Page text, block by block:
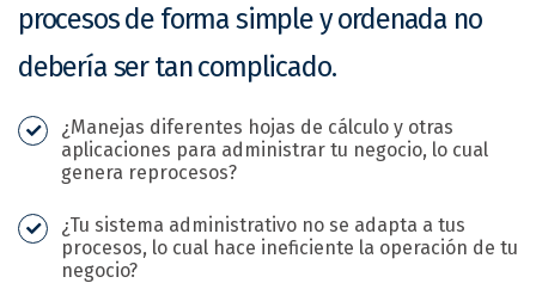
procesos de forma simple y ordenada no
debería ser tan complicado.
¿Manejas diferentes hojas de cálculo y otras
aplicaciones para administrar tu negocio, lo cual
genera reprocesos?
¿Tu sistema administrativo no se adapta a tus
procesos, lo cual hace ineficiente la operación de tu
negocio?